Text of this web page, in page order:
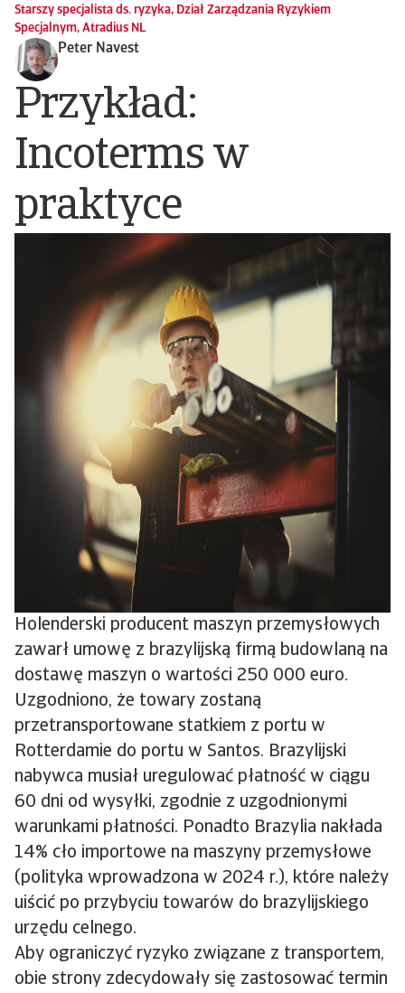
Starszy specjalista ds. ryzyka, Dział Zarządzania Ryzykiem
Specjalnym, Atradius NL
Peter Navest
Przykład:
Incoterms w
praktyce
Holenderski producent maszyn przemysłowych
zawarł umowę z brazylijską firmą budowlaną na
dostawę maszyn o wartości 250 000 euro.
Uzgodniono, że towary zostaną
przetransportowane statkiem z portu w
Rotterdamie do portu w Santos. Brazylijski
nabywca musiał uregulować płatność w ciągu
60 dni od wysyłki, zgodnie z uzgodnionymi
warunkami płatności. Ponadto Brazylia nakłada
14% cło importowe na maszyny przemysłowe
(polityka wprowadzona w 2024 r.), które należy
uiścić po przybyciu towarów do brazylijskiego
urzędu celnego.
Aby ograniczyć ryzyko związane z transportem,
obie strony zdecydowały się zastosować termin